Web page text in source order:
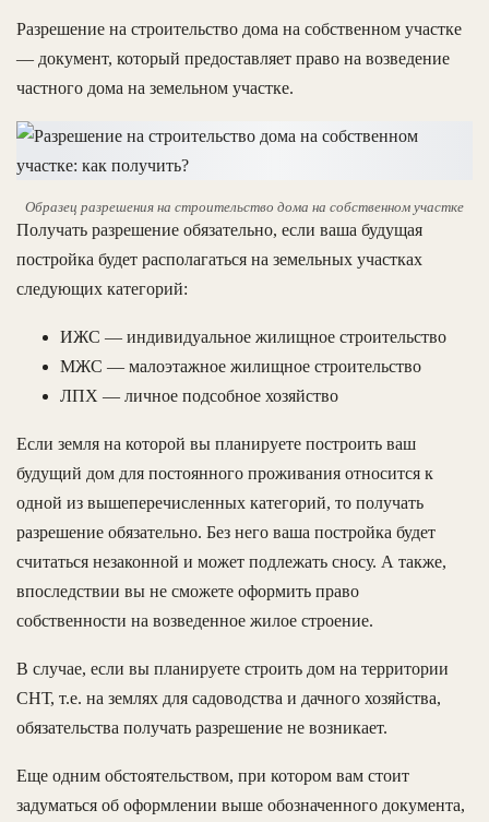
Разрешение на строительство дома на собственном участке
— документ, который предоставляет право на возведение
частного дома на земельном участке.
Образец разрешения на строительство дома на собственном участке
Получать разрешение обязательно, если ваша будущая
постройка будет располагаться на земельных участках
следующих категорий:
ИЖС — индивидуальное жилищное строительство
МЖС — малоэтажное жилищное строительство
ЛПХ — личное подсобное хозяйство
Если земля на которой вы планируете построить ваш
будущий дом для постоянного проживания относится к
одной из вышеперечисленных категорий, то получать
разрешение обязательно. Без него ваша постройка будет
считаться незаконной и может подлежать сносу. А также,
впоследствии вы не сможете оформить право
собственности на возведенное жилое строение.
В случае, если вы планируете строить дом на территории
СНТ, т.е. на землях для садоводства и дачного хозяйства,
обязательства получать разрешение не возникает.
Еще одним обстоятельством, при котором вам стоит
задуматься об оформлении выше обозначенного документа,